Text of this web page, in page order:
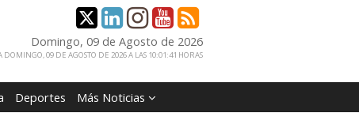
Domingo, 09 de Agosto de 2026
DOMINGO, 09 DE AGOSTO DE 2026 A LAS 10:01:41 HORAS
Deportes Más Noticias